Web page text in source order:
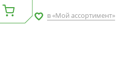
в «Мой ассортимент»